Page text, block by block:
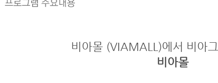
비아몰 (VIAMALL)에서 비아
비아몰